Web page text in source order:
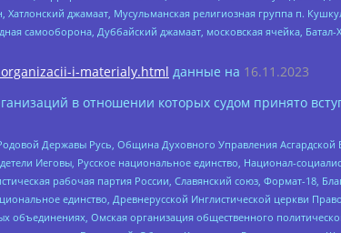
Хатлонский джамаат, Мусульманская религиозная группа п.
самооборона, Дуббайский джамаат, московская ячейка,
i-materialy.html данные на 16.11.2023
в отношении которых судом принято
Державы Русь, Община Духовного Управления
Иеговы, Русское национальное единство, Национал-
рабочая партия России, Славянский союз, Формат-18,
единство, Древнерусской Инглистической церкви
объединениях, Омская организация общественного